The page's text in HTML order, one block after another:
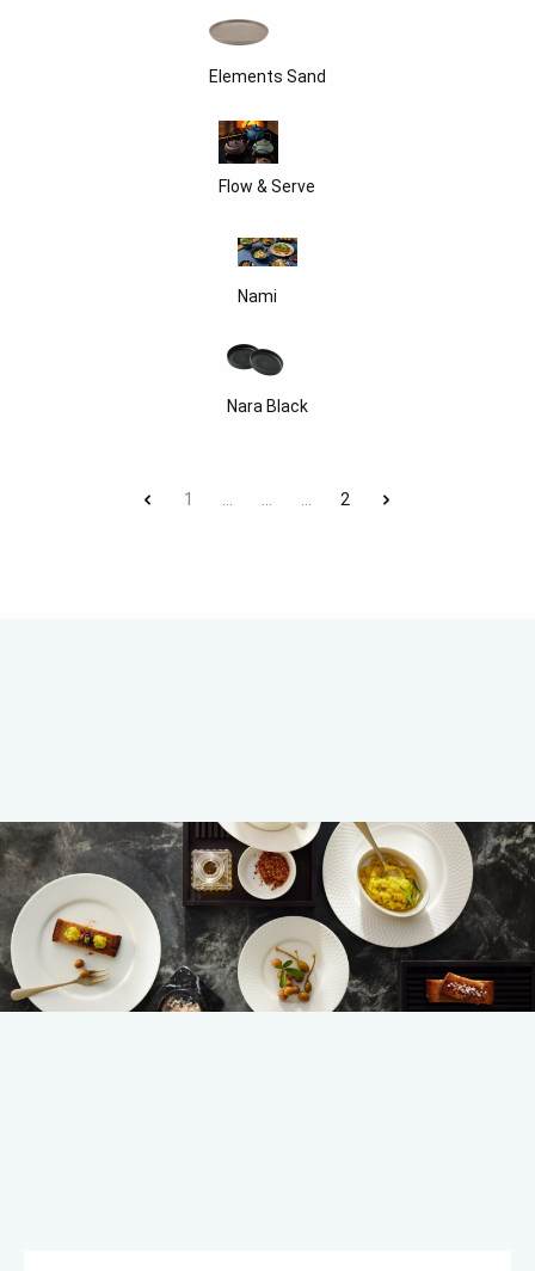
Elements Sand
Flow & Serve
Nami
Nara Black
1 2